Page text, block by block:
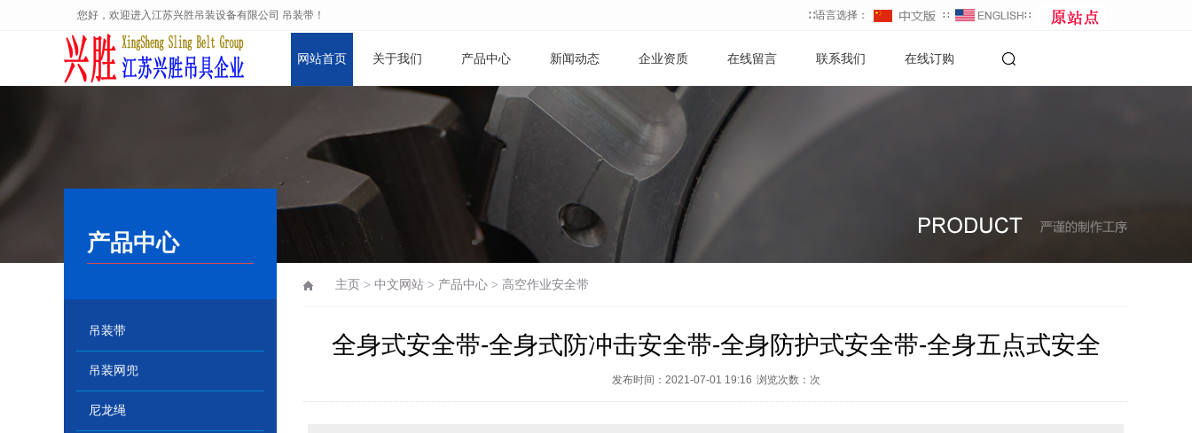
您好，欢迎进入江苏兴胜吊装设备有限公司 吊装带！ ∷语言选择： ∷ ∷
网站首页 关于我们 产品中心 新闻动态 企业资质 在线留言 联系我们 在线订购
产品中心
吊装带
吊装网兜
尼龙绳
主页 > 中文网站 > 产品中心 > 高空作业安全带
全身式安全带-全身式防冲击安全带-全身防护式安全带-全身五点式安全
发布时间：2021-07-01 19:16 浏览次数： 次